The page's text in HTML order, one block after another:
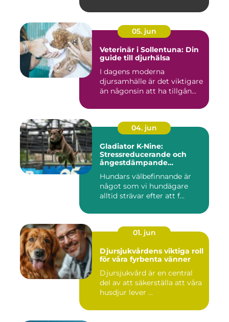
05. jun
Veterinär i Sollentuna: Din
guide till djurhälsa
I dagens moderna
djursamhälle är det viktigare
än någonsin att ha tillgån...
04. jun
Gladiator K-Nine:
Stressreducerande och
ångestdämpande
Hundars välbefinnande är
något som vi hundägare
alltid strävar efter att f...
01. jun
Djursjukvårdens viktiga roll
för våra fyrbenta vänner
Djursjukvård är en central
del av att säkerställa att våra
husdjur lever ...